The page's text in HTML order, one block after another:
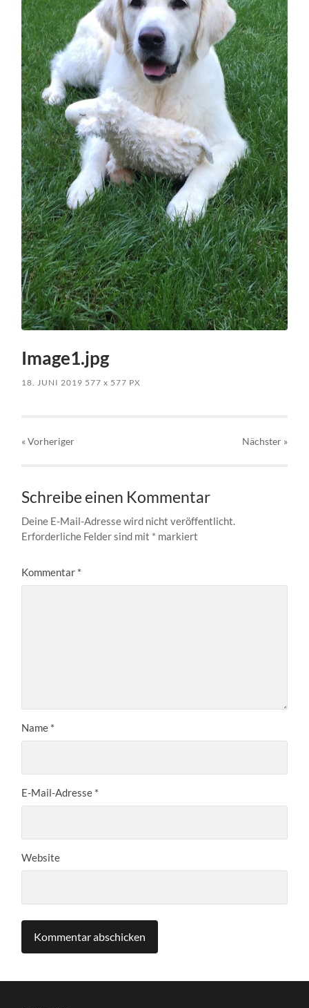
Image1.jpg
18. JUNI 2019 577x 577 PX
« Vorheriger Nächster »
Schreibe einen Kommentar
Deine E-Mail-Adresse wird nicht veröffentlicht.
Erforderliche Felder sind mit * markiert
Kommentar *
Name *
E-Mail-Adresse *
Website